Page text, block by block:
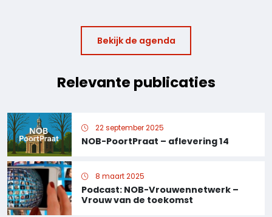
Bekijk de agenda
Relevante publicaties
NOB-PoortPraat – aflevering 14
22 september 2025
Podcast: NOB-Vrouwennetwerk –
Vrouw van de toekomst
8 maart 2025